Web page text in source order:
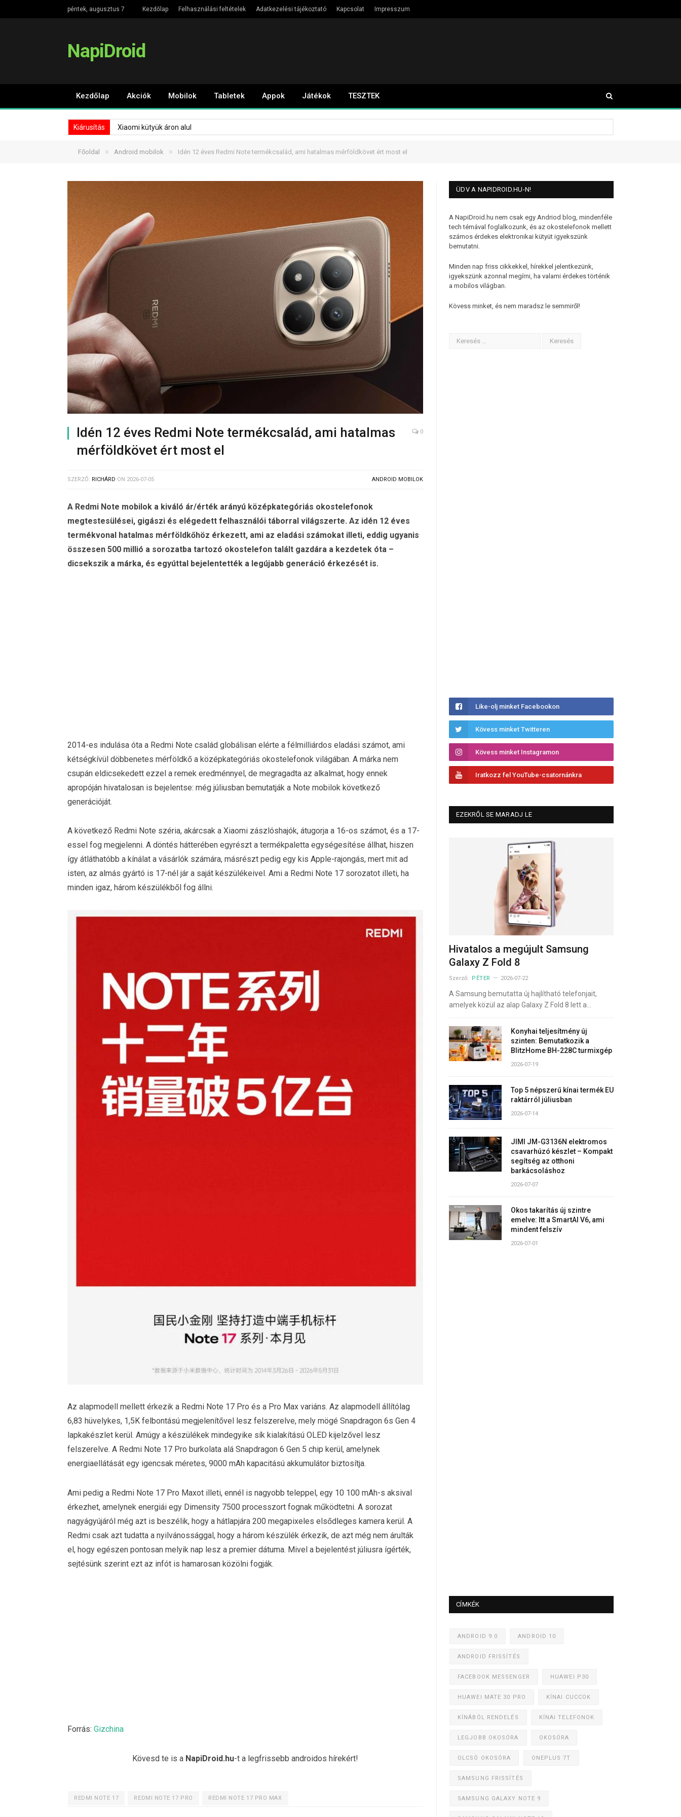
péntek, augusztus 7 Kezdőlap Felhasználási feltételek Adatkezelési tájékoztató Kapcsolat Impresszum
NapiDroid
Kezdőlap Akciók Mobilok Tabletek Appok Játékok TESZTEK
Kiárusítás Xiaomi kütyük áron alul
Főoldal » Android mobilok » Idén 12 éves Redmi Note termékcsalád, ami hatalmas mérföldkövet ért most el
Idén 12 éves Redmi Note termékcsalád, ami hatalmas
mérföldkövet ért most el
0
SZERZŐ: RICHÁRD ON 2026-07-05 ANDROID MOBILOK
A Redmi Note mobilok a kiváló ár/érték arányú középkategóriás okostelefonok
megtestesülései, gigászi és elégedett felhasználói táborral világszerte. Az idén 12 éves
termékvonal hatalmas mérföldkőhöz érkezett, ami az eladási számokat illeti, eddig ugyanis
összesen 500 millió a sorozatba tartozó okostelefon talált gazdára a kezdetek óta –
dicsekszik a márka, és egyúttal bejelentették a legújabb generáció érkezését is.
2014-es indulása óta a Redmi Note család globálisan elérte a félmilliárdos eladási számot, ami
kétségkívül döbbenetes mérföldkő a középkategóriás okostelefonok világában. A márka nem
csupán eldicsekedett ezzel a remek eredménnyel, de megragadta az alkalmat, hogy ennek
apropóján hivatalosan is bejelentse: még júliusban bemutatják a Note mobilok következő
generációját.
A következő Redmi Note széria, akárcsak a Xiaomi zászlóshajók, átugorja a 16-os számot, és a 17-
essel fog megjelenni. A döntés hátterében egyrészt a termékpaletta egységesítése állhat, hiszen
így átláthatóbb a kínálat a vásárlók számára, másrészt pedig egy kis Apple-rajongás, mert mit ad
isten, az almás gyártó is 17-nél jár a saját készülékeivel. Ami a Redmi Note 17 sorozatot illeti, ha
minden igaz, három készülékből fog állni.
Az alapmodell mellett érkezik a Redmi Note 17 Pro és a Pro Max variáns. Az alapmodell állítólag
6,83 hüvelykes, 1,5K felbontású megjelenítővel lesz felszerelve, mely mögé Snapdragon 6s Gen 4
lapkakészlet kerül. Amúgy a készülékek mindegyike sík kialakítású OLED kijelzővel lesz
felszerelve. A Redmi Note 17 Pro burkolata alá Snapdragon 6 Gen 5 chip kerül, amelynek
energiaellátását egy igencsak méretes, 9000 mAh kapacitású akkumulátor biztosítja.
Ami pedig a Redmi Note 17 Pro Maxot illeti, ennél is nagyobb teleppel, egy 10 100 mAh-s aksival
érkezhet, amelynek energiái egy Dimensity 7500 processzort fognak működtetni. A sorozat
nagyágyújáról még azt is beszélik, hogy a hátlapjára 200 megapixeles elsődleges kamera kerül. A
Redmi csak azt tudatta a nyilvánossággal, hogy a három készülék érkezik, de azt még nem árulták
el, hogy egészen pontosan melyik nap lesz a premier dátuma. Mivel a bejelentést júliusra ígérték,
sejtésünk szerint ezt az infót is hamarosan közölni fogják.
Forrás: Gizchina
Kövesd te is a NapiDroid.hu-t a legfrissebb androidos hírekért!
REDMI NOTE 17 REDMI NOTE 17 PRO REDMI NOTE 17 PRO MAX
ÜDV A NAPIDROID.HU-N!
A NapiDroid.hu nem csak egy Andriod blog, mindenféle
tech témával foglalkozunk, és az okostelefonok mellett
számos érdekes elektronikai kütyüt igyekszünk
bemutatni.
Minden nap friss cikkekkel, hírekkel jelentkezünk,
igyekszünk azonnal megírni, ha valami érdekes történik
a mobilos világban.
Kövess minket, és nem maradsz le semmiről!
Like-olj minket Facebookon
Kövess minket Twitteren
Kövess minket Instagramon
Iratkozz fel YouTube-csatornánkra
EZEKRŐL SE MARADJ LE
Hivatalos a megújult Samsung
Galaxy Z Fold 8
Szerző: PÉTER 2026-07-22
A Samsung bemutatta új hajlítható telefonjait,
amelyek közül az alap Galaxy Z Fold 8 lett a…
Konyhai teljesítmény új
szinten: Bemutatkozik a
BlitzHome BH-228C turmixgép
2026-07-19
Top 5 népszerű kínai termék EU
raktárról júliusban
2026-07-14
JIMI JM-G3136N elektromos
csavarhúzó készlet – Kompakt
segítség az otthoni
barkácsoláshoz
2026-07-07
Okos takarítás új szintre
emelve: Itt a SmartAI V6, ami
mindent felszív
2026-07-01
CÍMKÉK
ANDROID 9.0 ANDROID 10
ANDROID FRISSÍTÉS
FACEBOOK MESSENGER HUAWEI P30
HUAWEI MATE 30 PRO KÍNAI CUCCOK
KÍNÁBÓL RENDELÉS KÍNAI TELEFONOK
LEGJOBB OKOSÓRA OKOSÓRA
OLCSÓ OKOSÓRA ONEPLUS 7T
SAMSUNG FRISSÍTÉS
SAMSUNG GALAXY NOTE 9